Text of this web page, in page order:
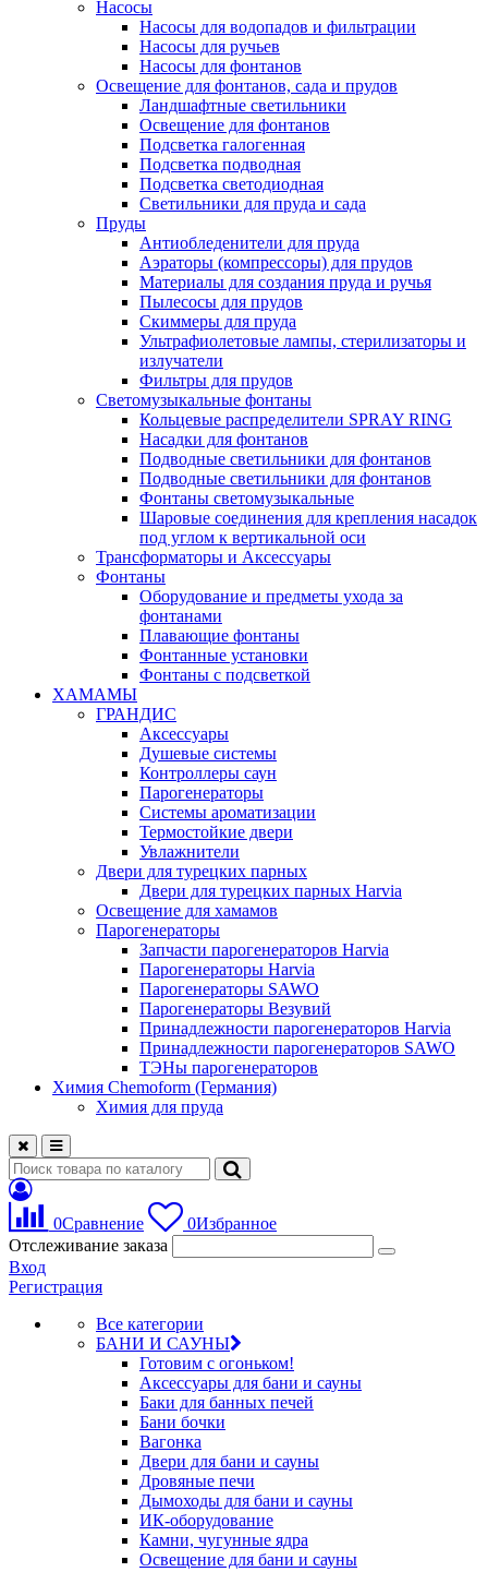
Насосы
Насосы для водопадов и фильтрации
Насосы для ручьев
Насосы для фонтанов
Освещение для фонтанов, сада и прудов
Ландшафтные светильники
Освещение для фонтанов
Подсветка галогенная
Подсветка подводная
Подсветка светодиодная
Светильники для пруда и сада
Пруды
Антиобледенители для пруда
Аэраторы (компрессоры) для прудов
Материалы для создания пруда и ручья
Пылесосы для прудов
Скиммеры для пруда
Ультрафиолетовые лампы, стерилизаторы и
излучатели
Фильтры для прудов
Светомузыкальные фонтаны
Кольцевые распределители SPRAY RING
Насадки для фонтанов
Подводные светильники для фонтанов
Подводные светильники для фонтанов
Фонтаны светомузыкальные
Шаровые соединения для крепления насадок
под углом к вертикальной оси
Трансформаторы и Аксессуары
Фонтаны
Оборудование и предметы ухода за
фонтанами
Плавающие фонтаны
Фонтанные установки
Фонтаны с подсветкой
ХАМАМЫ
ГРАНДИС
Аксессуары
Душевые системы
Контроллеры саун
Парогенераторы
Системы ароматизации
Термостойкие двери
Увлажнители
Двери для турецких парных
Двери для турецких парных Harvia
Освещение для хамамов
Парогенераторы
Запчасти парогенераторов Harvia
Парогенераторы Harvia
Парогенераторы SAWO
Парогенераторы Везувий
Принадлежности парогенераторов Harvia
Принадлежности парогенераторов SAWO
ТЭНы парогенераторов
Химия Chemoform (Германия)
Химия для пруда
0Сравнение 0Избранное
Отслеживание заказа
Вход
Регистрация
Все категории
БАНИ И САУНЫ
Готовим с огоньком!
Аксессуары для бани и сауны
Баки для банных печей
Бани бочки
Вагонка
Двери для бани и сауны
Дровяные печи
Дымоходы для бани и сауны
ИК-оборудование
Камни, чугунные ядра
Освещение для бани и сауны